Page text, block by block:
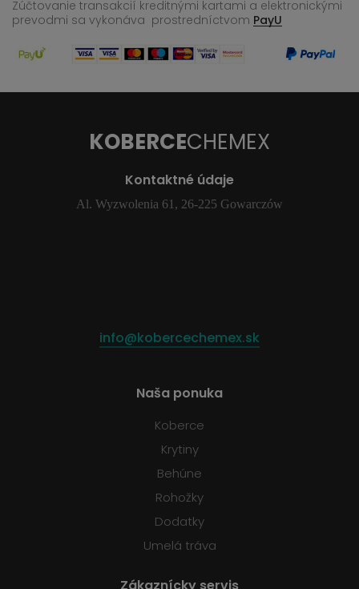
Zúčtovanie transakcií kreditnými kartami a elektronickými
prevodmi sa vykonáva prostredníctvom PayU
KOBERCECHEMEX
Kontaktné údaje
Al. Wyzwolenia 61, 26-225 Gowarczów
info@kobercechemex.sk
Naša ponuka
Koberce
Krytiny
Behúne
Rohožky
Dodatky
Umelá tráva